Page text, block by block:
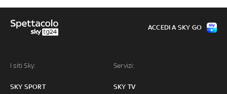
I siti Sky:
SKY SPORT
Servizi:
SKY TV
ACCEDI A SKY GO